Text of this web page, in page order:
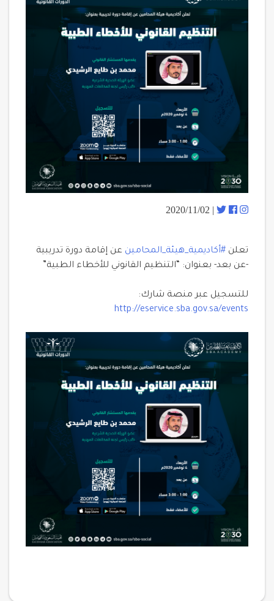
| 2020/11/02
تعلن#أكاديمية_هيئة_المحامينعن إقامة دورة تدريبية
-عن بعد- بعنوان: “التنظيم القانوني للأخطاء الطبية”
للتسجيل عبر منصة شارك:
http://eservice.sba.gov.sa/events